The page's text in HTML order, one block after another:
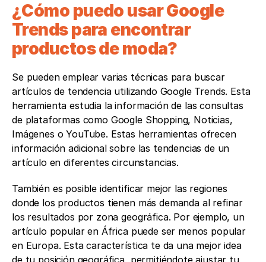
¿Cómo puedo usar Google
Trends para encontrar
productos de moda?
Se pueden emplear varias técnicas para buscar
artículos de tendencia utilizando Google Trends. Esta
herramienta estudia la información de las consultas
de plataformas como Google Shopping, Noticias,
Imágenes o YouTube. Estas herramientas ofrecen
información adicional sobre las tendencias de un
artículo en diferentes circunstancias.
También es posible identificar mejor las regiones
donde los productos tienen más demanda al refinar
los resultados por zona geográfica. Por ejemplo, un
artículo popular en África puede ser menos popular
en Europa. Esta característica te da una mejor idea
de tu posición geográfica, permitiéndote ajustar tu